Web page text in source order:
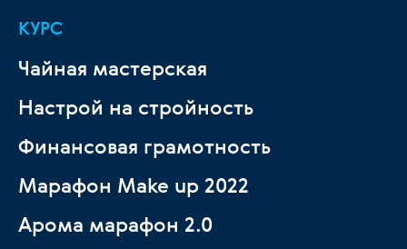
КУРС
Чайная мастерская
Настрой на стройность
Финансовая грамотность
Марафон Make up 2022
Арома марафон 2.0